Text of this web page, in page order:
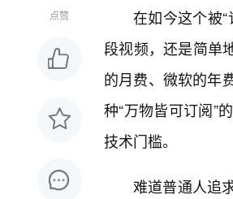
点赞
在如今这个被
段视频，还是简单
的月费、微软的年
种“万物皆可订阅”
技术门槛。
难道普通人追